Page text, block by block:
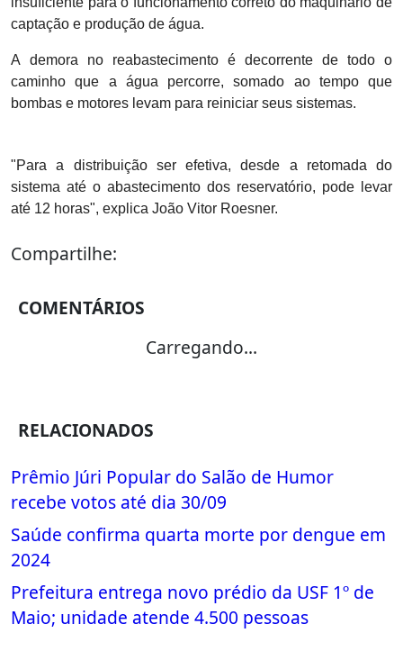
captação e produção de água.
A demora no reabastecimento é decorrente de todo o
caminho que a água percorre, somado ao tempo que
bombas e motores levam para reiniciar seus sistemas.
"Para a distribuição ser efetiva, desde a retomada do
sistema até o abastecimento dos reservatório, pode levar
até 12 horas", explica João Vitor Roesner.
Compartilhe:
COMENTÁRIOS
Carregando...
RELACIONADOS
Prêmio Júri Popular do Salão de Humor
recebe votos até dia 30/09
Saúde confirma quarta morte por dengue em
2024
Prefeitura entrega novo prédio da USF 1º de
Maio; unidade atende 4.500 pessoas